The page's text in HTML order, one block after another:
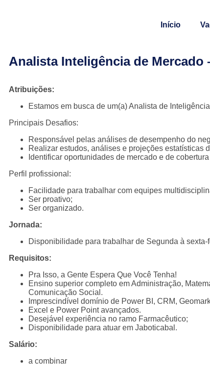
Início
Analista Inteligência de Mercado
Atribuições:
Estamos em busca de um(a) Analista de
Principais Desafios:
Responsável pelas análises de desempenho do
Realizar estudos, análises e projeções estatísticas
Identificar oportunidades de mercado e de
Perfil profissional:
Facilidade para trabalhar com equipes
Ser proativo;
Ser organizado.
Jornada:
Disponibilidade para trabalhar de Segunda à
Requisitos:
Pra Isso, a Gente Espera Que Você Tenha!
Ensino superior completo em Administração,
Comunicação Social.
Imprescindível domínio de Power BI, CRM,
Excel e Power Point avançados.
Desejável experiência no ramo Farmacêutico;
Disponibilidade para atuar em Jaboticabal.
Salário:
a combinar